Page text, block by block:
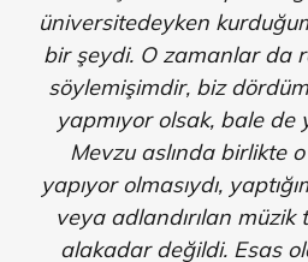
üniversitedeyken
bir şeydi. O zamanlar da
söylemişimdir, biz
yapmıyor olsak, bale de
Mevzu aslında birlikte
yapıyor olmasıydı,
veya adlandırılan müzik
alakadar değildi. Esas